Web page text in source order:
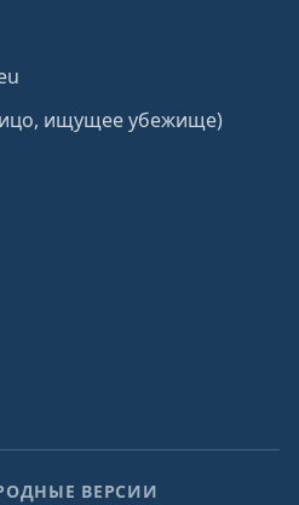
ищущее убежище)
ВЕРСИИ